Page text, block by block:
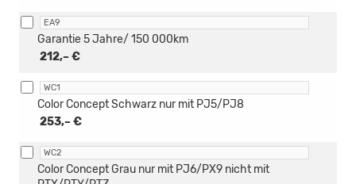
EA9
212,– €
Garantie 5 Jahre/ 150 000km
WC1
253,– €
Color Concept Schwarz nur mit PJ5/PJ8
WC2
Color Concept Grau nur mit PJ6/PX9 nicht mit